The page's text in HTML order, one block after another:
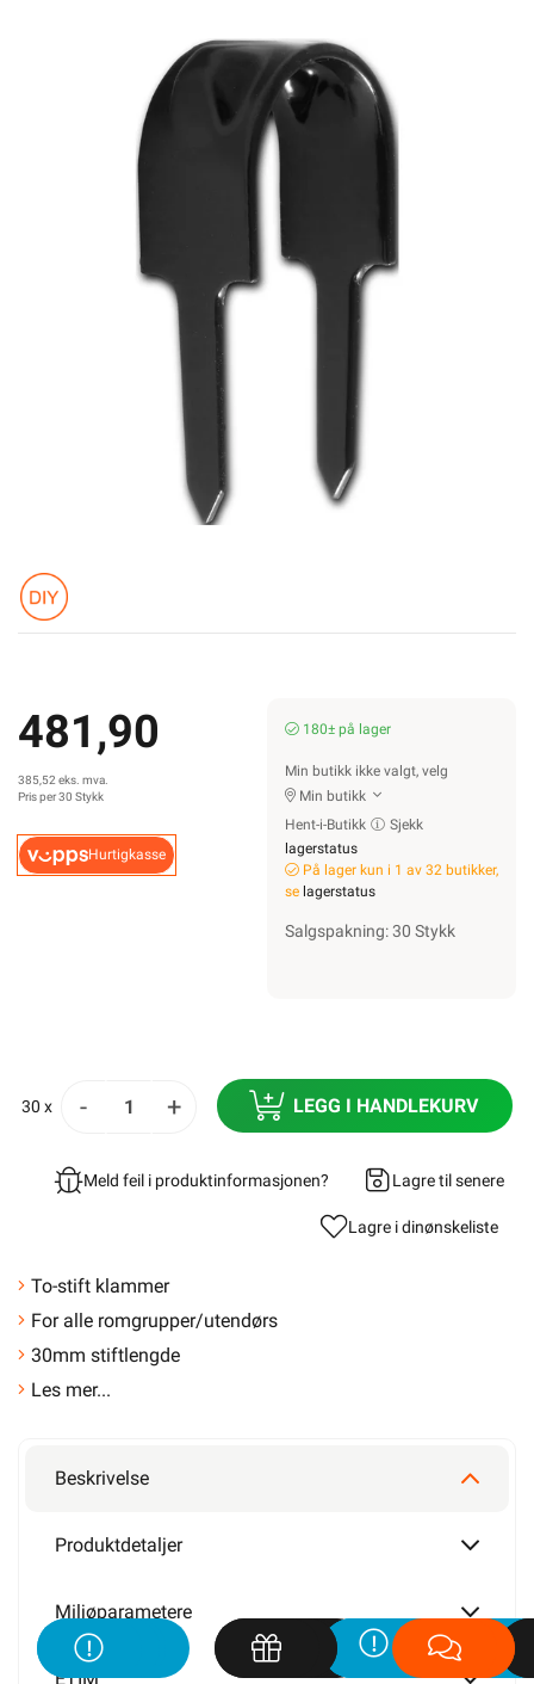
481,90
385,52 eks. mva.
Pris per 30 Stykk
Hurtigkasse
180± på lager
Min butikk ikke valgt, velg
Min butikk
Hent-i-Butikk
Sjekk
lagerstatus
På lager kun i 1 av 32 butikker,
se lagerstatus
Salgspakning: 30 Stykk
30 x - + LEGG I HANDLEKURV
Meld feil i produktinformasjonen? Lagre til senere
Lagre i dinønskeliste
To-stift klammer
For alle romgrupper/utendørs
30mm stiftlengde
Les mer...
Beskrivelse
Produktdetaljer
Miljøparametere
ETIM